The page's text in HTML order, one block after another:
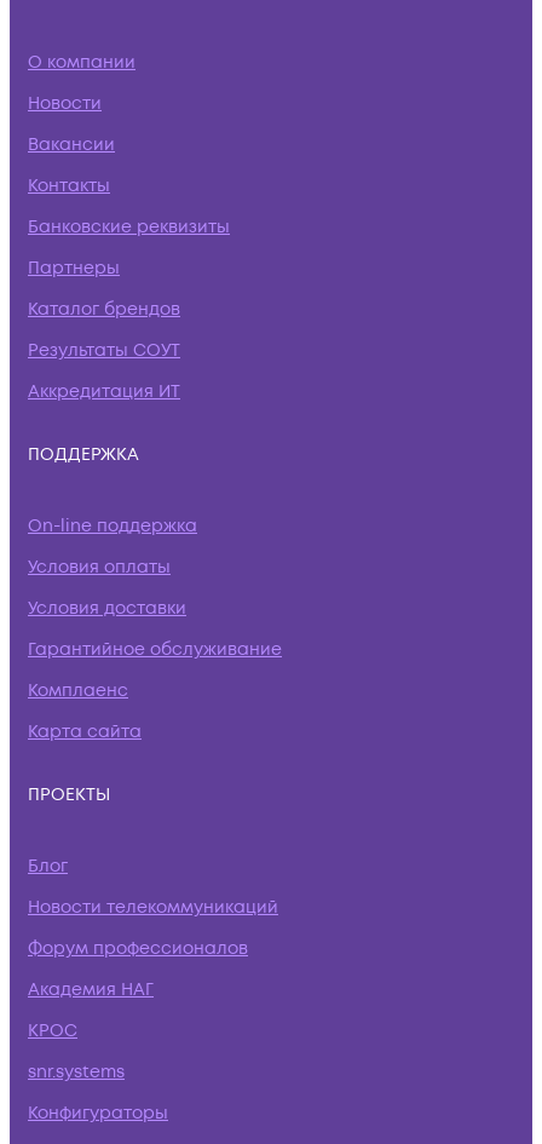
О компании
Новости
Вакансии
Контакты
Банковские реквизиты
Партнеры
Каталог брендов
Результаты СОУТ
Аккредитация ИТ
ПОДДЕРЖКА
On-line поддержка
Условия оплаты
Условия доставки
Гарантийное обслуживание
Комплаенс
Карта сайта
ПРОЕКТЫ
Блог
Новости телекоммуникаций
Форум профессионалов
Академия НАГ
КРОС
snr.systems
Конфигураторы